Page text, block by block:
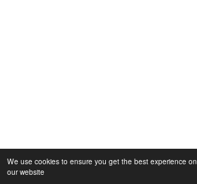
We use cookies to ensure you get the best experience on
our website